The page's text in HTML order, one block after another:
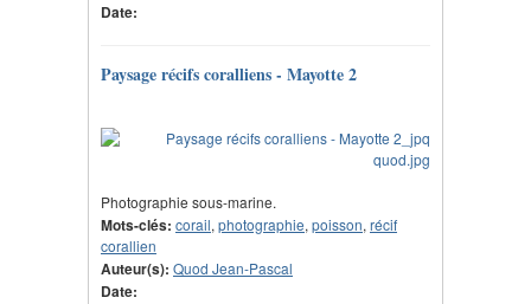
Date:
Paysage récifs coralliens - Mayotte 2
Photographie sous-marine.
Mots-clés: corail, photographie, poisson, récif
corallien
Auteur(s): Quod Jean-Pascal
Date: